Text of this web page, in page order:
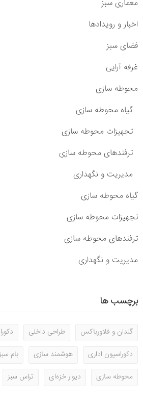
معماری سبز
اخبار و رویدادها
فضای سبز
غرفه آرایی
محوطه سازی
گیاه محوطه سازی
تجهیزات محوطه سازی
ترفندهای محوطه سازی
مدیریت و نگهداری
گیاه محوطه سازی
تجهیزات محوطه سازی
ترفندهای محوطه سازی
مدیریت و نگهداری
برچسب ها
گلدان و فلاورباکس طراحی داخلی
دکوراسیون اداری
هوشمند سازی بام
محوطه سازی
دیوار خزه‌ای تراس سبز